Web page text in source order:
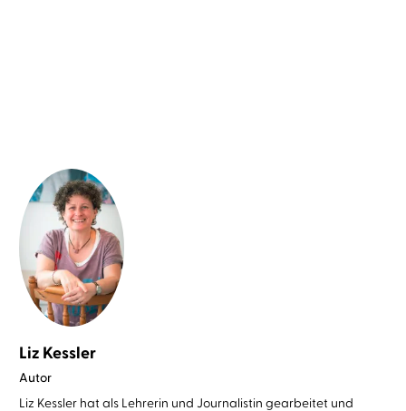
Liz Kessler
Autor
Liz Kessler hat als Lehrerin und Journalistin gearbeitet und